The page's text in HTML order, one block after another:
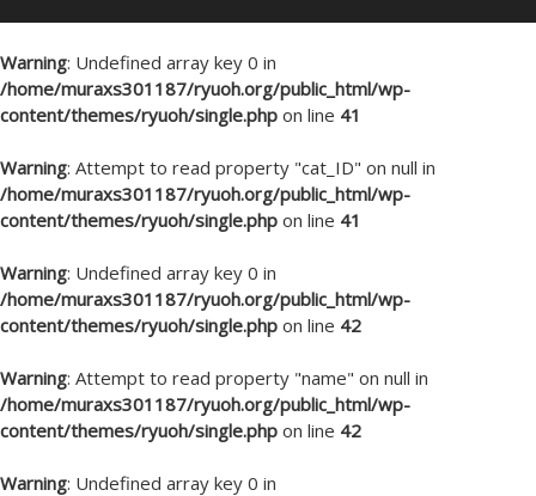
Warning: Undefined array key 0 in
/home/muraxs301187/ryuoh.org/public_html/wp-
content/themes/ryuoh/single.php on line 41
Warning: Attempt to read property "cat_ID" on null in
/home/muraxs301187/ryuoh.org/public_html/wp-
content/themes/ryuoh/single.php on line 41
Warning: Undefined array key 0 in
/home/muraxs301187/ryuoh.org/public_html/wp-
content/themes/ryuoh/single.php on line 42
Warning: Attempt to read property "name" on null in
/home/muraxs301187/ryuoh.org/public_html/wp-
content/themes/ryuoh/single.php on line 42
Warning: Undefined array key 0 in